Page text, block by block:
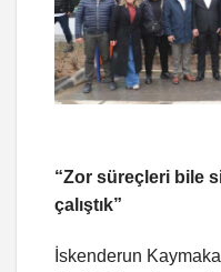
“Zor süreçleri bile
çalıştık”
İskenderun